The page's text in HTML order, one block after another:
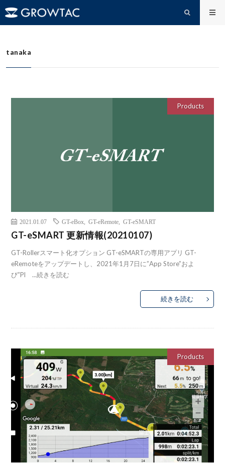
HOME tanaka
tanaka
Products
2021.01.07 GT-eBox GT-eRemote GT-eSMART
GT-eSMART 更新情報(20210107)
GT-Rollerスマート化オプション GT-eSMARTの専用アプリ GT-
eRemoteをアップデートし、2021年1月7日に”App Store”およ
び”Pl ...続きを読む
続きを読む
Products